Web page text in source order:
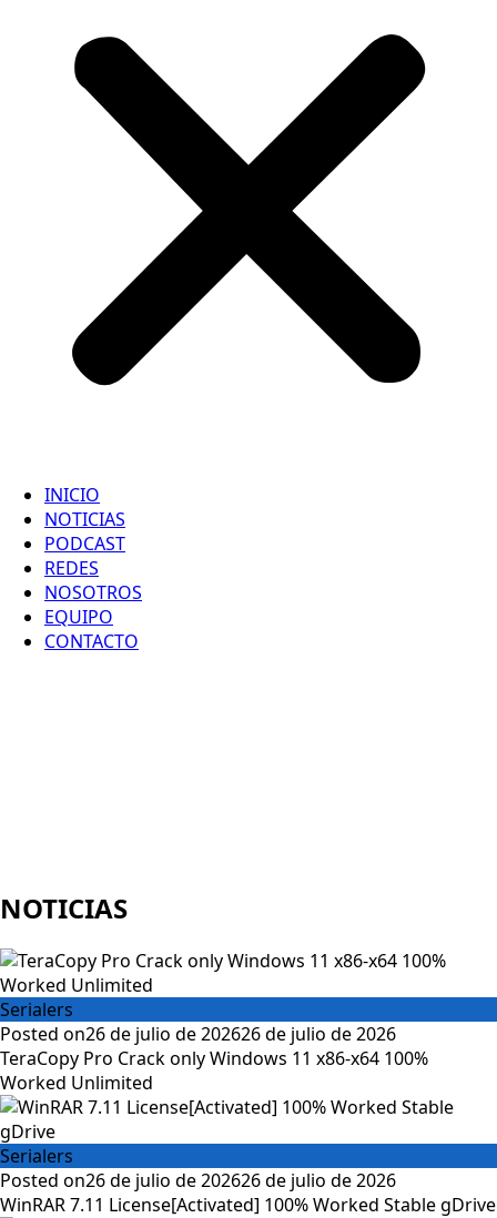
INICIO
NOTICIAS
PODCAST
REDES
NOSOTROS
EQUIPO
CONTACTO
NOTICIAS
Serialers
Posted on26 de julio de 202626 de julio de 2026
TeraCopy Pro Crack only Windows 11 x86-x64 100%
Worked Unlimited
Serialers
Posted on26 de julio de 202626 de julio de 2026
WinRAR 7.11 License[Activated] 100% Worked Stable gDrive